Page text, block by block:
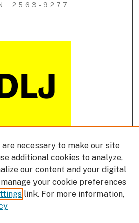
2563-9277
necessary to make our site
additional cookies to analyze,
our content and your digital
your cookie preferences
link. For more information,